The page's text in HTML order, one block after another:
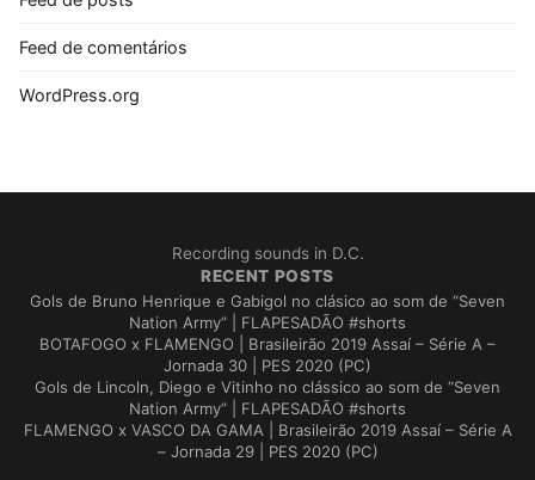
Feed de comentários
WordPress.org
Recording sounds in D.C.
RECENT POSTS
Gols de Bruno Henrique e Gabigol no clásico ao som de “Seven
Nation Army” | FLAPESADÃO #shorts
BOTAFOGO x FLAMENGO | Brasileirão 2019 Assaí – Série A –
Jornada 30 | PES 2020 (PC)
Gols de Lincoln, Diego e Vitinho no clássico ao som de “Seven
Nation Army” | FLAPESADÃO #shorts
FLAMENGO x VASCO DA GAMA | Brasileirão 2019 Assaí – Série A
– Jornada 29 | PES 2020 (PC)